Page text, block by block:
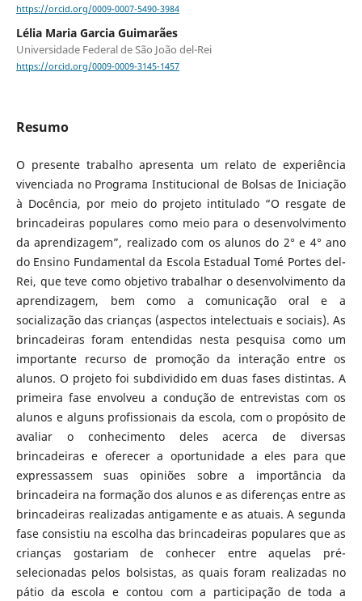
https://orcid.org/0009-0007-5490-3984
Lélia Maria Garcia Guimarães
Universidade Federal de São João del-Rei
https://orcid.org/0009-0009-3145-1457
Resumo
O presente trabalho apresenta um relato de experiência
vivenciada no Programa Institucional de Bolsas de Iniciação
à Docência, por meio do projeto intitulado “O resgate de
brincadeiras populares como meio para o desenvolvimento
da aprendizagem”, realizado com os alunos do 2° e 4° ano
do Ensino Fundamental da Escola Estadual Tomé Portes del-
Rei, que teve como objetivo trabalhar o desenvolvimento da
aprendizagem, bem como a comunicação oral e a
socialização das crianças (aspectos intelectuais e sociais). As
brincadeiras foram entendidas nesta pesquisa como um
importante recurso de promoção da interação entre os
alunos. O projeto foi subdividido em duas fases distintas. A
primeira fase envolveu a condução de entrevistas com os
alunos e alguns profissionais da escola, com o propósito de
avaliar o conhecimento deles acerca de diversas
brincadeiras e oferecer a oportunidade a eles para que
expressassem suas opiniões sobre a importância da
brincadeira na formação dos alunos e as diferenças entre as
brincadeiras realizadas antigamente e as atuais. A segunda
fase consistiu na escolha das brincadeiras populares que as
crianças gostariam de conhecer entre aquelas pré-
selecionadas pelos bolsistas, as quais foram realizadas no
pátio da escola e contou com a participação de toda a